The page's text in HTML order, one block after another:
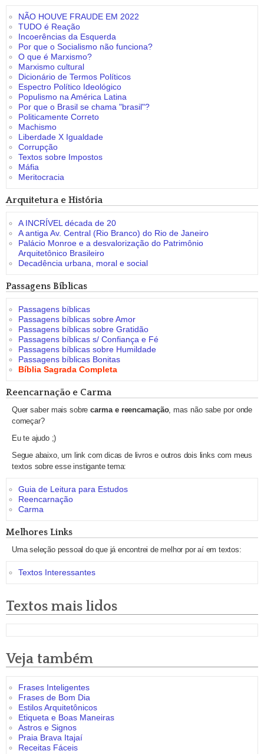
NÃO HOUVE FRAUDE EM 2022
TUDO é Reação
Incoerências da Esquerda
Por que o Socialismo não funciona?
O que é Marxismo?
Marxismo cultural
Dicionário de Termos Políticos
Espectro Político Ideológico
Populismo na América Latina
Por que o Brasil se chama "brasil"?
Politicamente Correto
Machismo
Liberdade X Igualdade
Corrupção
Textos sobre Impostos
Máfia
Meritocracia
Arquitetura e História
A INCRÍVEL década de 20
A antiga Av. Central (Rio Branco) do Rio de Janeiro
Palácio Monroe e a desvalorização do Patrimônio
Arquitetônico Brasileiro
Decadência urbana, moral e social
Passagens Bíblicas
Passagens bíblicas
Passagens bíblicas sobre Amor
Passagens bíblicas sobre Gratidão
Passagens bíblicas s/ Confiança e Fé
Passagens bíblicas sobre Humildade
Passagens bíblicas Bonitas
Bíblia Sagrada Completa
Reencarnação e Carma
Quer saber mais sobrecarma e reencarnação, mas não sabe por onde
começar?
Eu te ajudo ;)
Segue abaixo, um link com dicas de livros e outros dois links com meus
textos sobre esse instigante tema:
Guia de Leitura para Estudos
Reencarnação
Carma
Melhores Links
Uma seleção pessoal do que já encontrei de melhor por aí em textos:
Textos Interessantes
Textos mais lidos
Veja também
Frases Inteligentes
Frases de Bom Dia
Estilos Arquitetônicos
Etiqueta e Boas Maneiras
Astros e Signos
Praia Brava Itajaí
Receitas Fáceis